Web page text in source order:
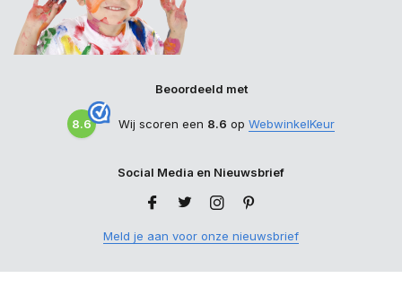
Beoordeeld met
8.6 Wij scoren een 8.6 op WebwinkelKeur
Social Media en Nieuwsbrief
Meld je aan voor onze nieuwsbrief